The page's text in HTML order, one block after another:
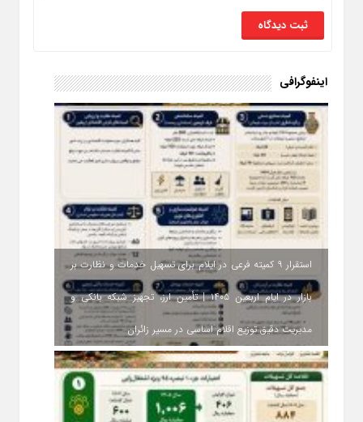
اینفوگرافی
استقرار ۹ کمیته فرعی در ایلام برای تسهیل خدمات و نظارت بر
بازار در ایام اربعین ۱۴۰۵ | تأمین ارز، تجهیز شبکه بانکی و
مدیریت دقیق توزیع اقلام اساسی در مسیر زائران